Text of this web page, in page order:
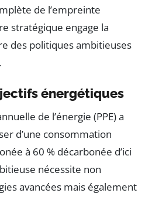
de l’empreinte
stratégique engage la
des politiques ambitieuses
énergétiques
de l’énergie (PPE) a
d’une consommation
à 60 % décarbonée d’ici
nécessite non
avancées mais également